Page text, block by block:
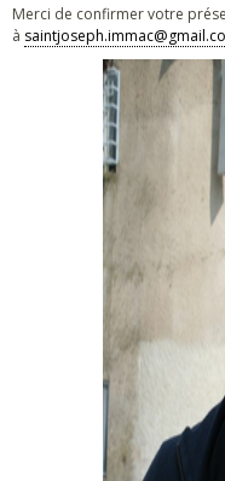
Merci de confirmer votre
à